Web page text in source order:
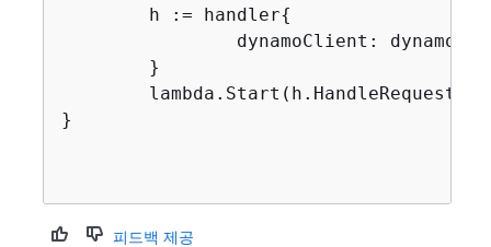
	h := handler
{
}
피드백 제공